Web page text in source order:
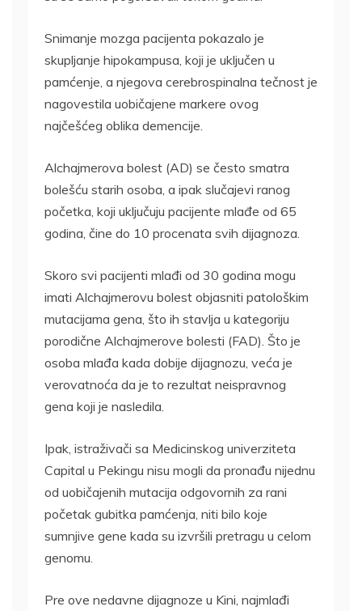
Snimanje mozga pacijenta pokazalo je
skupljanje hipokampusa, koji je uključen u
pamćenje, a njegova cerebrospinalna tečnost je
nagovestila uobičajene markere ovog
najčešćeg oblika demencije.
Alchajmerova bolest (AD) se često smatra
bolešću starih osoba, a ipak slučajevi ranog
početka, koji uključuju pacijente mlađe od 65
godina, čine do 10 procenata svih dijagnoza.
Skoro svi pacijenti mlađi od 30 godina mogu
imati Alchajmerovu bolest objasniti patološkim
mutacijama gena, što ih stavlja u kategoriju
porodične Alchajmerove bolesti (FAD). Što je
osoba mlađa kada dobije dijagnozu, veća je
verovatnoća da je to rezultat neispravnog
gena koji je nasledila.
Ipak, istraživači sa Medicinskog univerziteta
Capital u Pekingu nisu mogli da pronađu nijednu
od uobičajenih mutacija odgovornih za rani
početak gubitka pamćenja, niti bilo koje
sumnjive gene kada su izvršili pretragu u celom
genomu.
Pre ove nedavne dijagnoze u Kini, najmlađi